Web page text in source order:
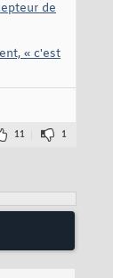
de
« c'est
11 1